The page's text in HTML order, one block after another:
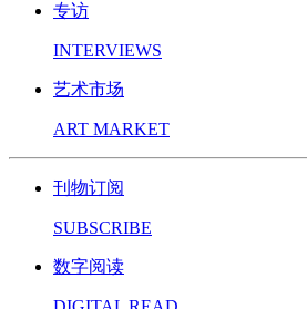
专访
INTERVIEWS
艺术市场
ART MARKET
刊物订阅
SUBSCRIBE
数字阅读